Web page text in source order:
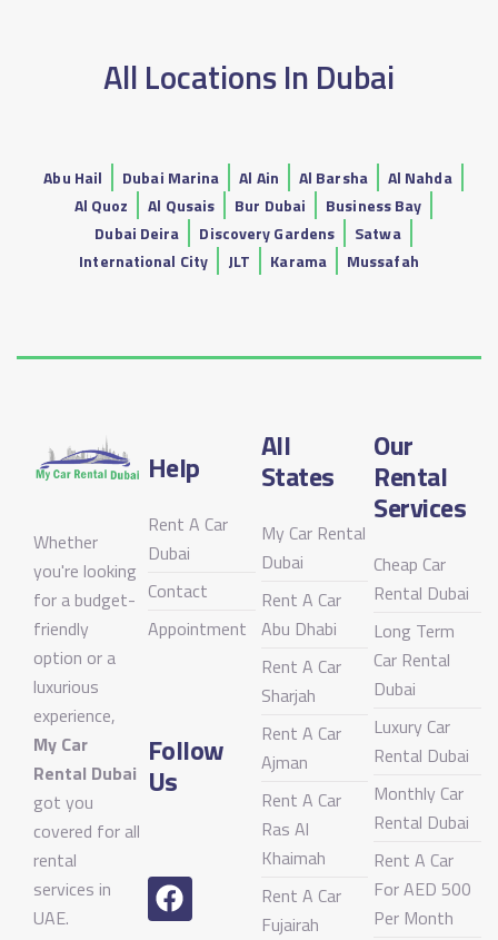
All Locations In Dubai
Abu Hail Dubai Marina Al Ain Al Barsha
Al Nahda
Al Quoz
Al Qusais Bur Dubai
Business Bay
Dubai Deira
Discovery Gardens
Satwa
International City
JLT Karama Mussafah
Whether
you're looking
for a budget-
friendly
option or a
luxurious
experience,
My Car
Rental Dubai
got you
covered for all
rental
services in
UAE.
Help
Rent A Car
Dubai
Contact
Appointment
Follow
Us
All
States
My Car Rental
Dubai
Rent A Car
Abu Dhabi
Rent A Car
Sharjah
Rent A Car
Ajman
Rent A Car
Ras Al
Khaimah
Rent A Car
Fujairah
Our
Rental
Services
Cheap Car
Rental Dubai
Long Term
Car Rental
Dubai
Luxury Car
Rental Dubai
Monthly Car
Rental Dubai
Rent A Car
For AED 500
Per Month